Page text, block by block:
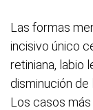
Las formas
incisivo único
retiniana, labio
disminución de
Los casos